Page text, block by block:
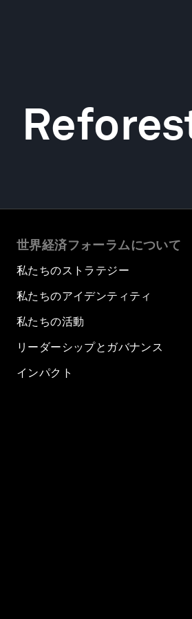
世界経済フォーラムについて
私たちのストラテジー
私たちのアイデンティティ
私たちの活動
リーダーシップとガバナンス
インパクト